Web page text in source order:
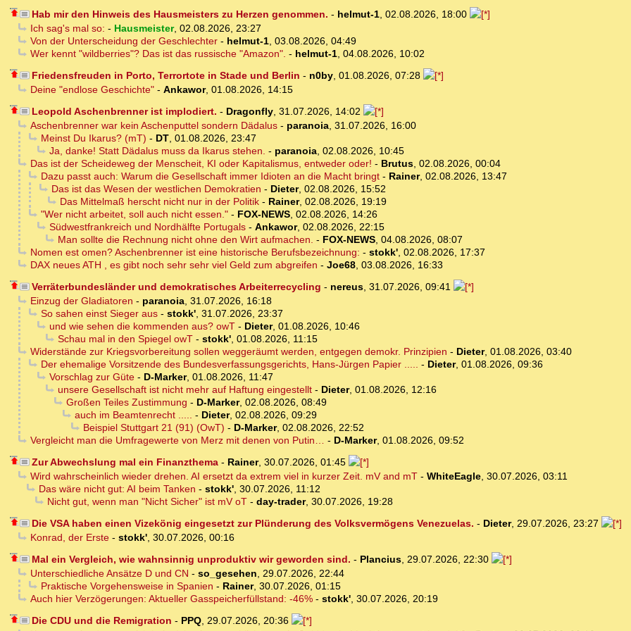
Hab mir den Hinweis des Hausmeisters zu Herzen genommen. - helmut-1, 02.08.2026, 18:00
Ich sag's mal so: - Hausmeister, 02.08.2026, 23:27
Von der Unterscheidung der Geschlechter- helmut-1, 03.08.2026, 04:49
Wer kennt "wildberries"? Das ist das russische "Amazon". - helmut-1, 04.08.2026, 10:02
Friedensfreuden in Porto, Terrortote in Stade und Berlin - n0by, 01.08.2026, 07:28
Deine "endlose Geschichte"- Ankawor, 01.08.2026, 14:15
Leopold Aschenbrenner ist implodiert. - Dragonfly, 31.07.2026, 14:02
Aschenbrenner war kein Aschenputtel sondern Dädalus- paranoia, 31.07.2026, 16:00
Meinst Du Ikarus? (mT) - DT, 01.08.2026, 23:47
Ja, danke! Statt Dädalus muss da Ikarus stehen. - paranoia, 02.08.2026, 10:45
Das ist der Scheideweg der Menscheit, KI oder Kapitalismus, entweder oder! - Brutus, 02.08.2026, 00:04
Dazu passt auch: Warum die Gesellschaft immer Idioten an die Macht bringt- Rainer, 02.08.2026, 13:47
Das ist das Wesen der westlichen Demokratien - Dieter, 02.08.2026, 15:52
Das Mittelmaß herscht nicht nur in der Politik- Rainer, 02.08.2026, 19:19
"Wer nicht arbeitet, soll auch nicht essen."- FOX-NEWS, 02.08.2026, 14:26
Südwestfrankreich und Nordhälfte Portugals- Ankawor, 02.08.2026, 22:15
Man sollte die Rechnung nicht ohne den Wirt aufmachen. - FOX-NEWS, 04.08.2026, 08:07
Nomen est omen? Aschenbrenner ist eine historische Berufsbezeichnung: - stokk', 02.08.2026, 17:37
DAX neues ATH , es gibt noch sehr sehr viel Geld zum abgreifen - Joe68, 03.08.2026, 16:33
Verräterbundesländer und demokratisches Arbeiterrecycling - nereus, 31.07.2026, 09:41
Einzug der Gladiatoren - paranoia, 31.07.2026, 16:18
So sahen einst Sieger aus- stokk', 31.07.2026, 23:37
und wie sehen die kommenden aus? owT- Dieter, 01.08.2026, 10:46
Schau mal in den Spiegel owT- stokk', 01.08.2026, 11:15
Widerstände zur Kriegsvorbereitung sollen weggeräumt werden, entgegen demokr. Prinzipien - Dieter, 01.08.2026, 03:40
Der ehemalige Vorsitzende des Bundesverfassungsgerichts, Hans-Jürgen Papier ..... - Dieter, 01.08.2026, 09:36
Vorschlag zur Güte- D-Marker, 01.08.2026, 11:47
unsere Gesellschaft ist nicht mehr auf Haftung eingestellt- Dieter, 01.08.2026, 12:16
Großen Teiles Zustimmung - D-Marker, 02.08.2026, 08:49
auch im Beamtenrecht ..... - Dieter, 02.08.2026, 09:29
Beispiel Stuttgart 21 (91) (OwT) - D-Marker, 02.08.2026, 22:52
Vergleicht man die Umfragewerte von Merz mit denen von Putin… - D-Marker, 01.08.2026, 09:52
Zur Abwechslung mal ein Finanzthema- Rainer, 30.07.2026, 01:45
Wird wahrscheinlich wieder drehen. AI ersetzt da extrem viel in kurzer Zeit. mV and mT- WhiteEagle, 30.07.2026, 03:11
Das wäre nicht gut: AI beim Tanken - stokk', 30.07.2026, 11:12
Nicht gut, wenn man "Nicht Sicher" ist mV oT- day-trader, 30.07.2026, 19:28
Die VSA haben einen Vizekönig eingesetzt zur Plünderung des Volksvermögens Venezuelas. - Dieter, 29.07.2026, 23:27
Konrad, der Erste- stokk', 30.07.2026, 00:16
Mal ein Vergleich, wie wahnsinnig unproduktiv wir geworden sind. - Plancius, 29.07.2026, 22:30
Unterschiedliche Ansätze D und CN - so_gesehen, 29.07.2026, 22:44
Praktische Vorgehensweise in Spanien - Rainer, 30.07.2026, 01:15
Auch hier Verzögerungen: Aktueller Gasspeicherfüllstand: -46%- stokk', 30.07.2026, 20:19
Die CDU und die Remigration - PPQ, 29.07.2026, 20:36